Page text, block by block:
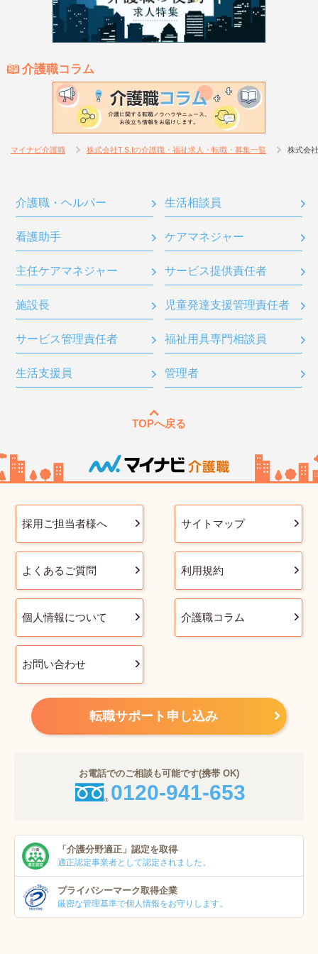
介護職コラム
マイナビ介護職 株式会社T.S.Iの介護職・福祉求人・転職・募集一覧 株式会
介護職・ヘルパー 生活相談員
看護助手 ケアマネジャー
主任ケアマネジャー サービス提供責任者
施設長 児童発達支援管理責任者
サービス管理責任者 福祉用具専門相談員
生活支援員 管理者
TOPへ戻る
採用ご担当者様へ サイトマップ
よくあるご質問 利用規約
個人情報について 介護職コラム
お問い合わせ
転職サポート申し込み
お電話でのご相談も可能です(携帯 OK)
0120-941-653
「介護分野適正」 認定を取得
適正認定事業者として認定されました。
プライバシーマーク取得企業
厳密な管理基準で個人情報をお守りします。